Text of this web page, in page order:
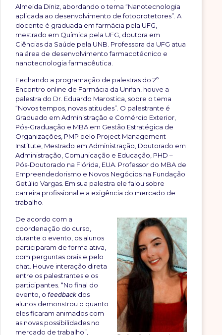
Almeida Diniz, abordando o tema “Nanotecnologia
aplicada ao desenvolvimento de fotoprotetores”. A
docente é graduada em farmácia pela UFG,
mestrado em Química pela UFG, doutora em
Ciências da Saúde pela UNB. Professora da UFG atua
na área de desenvolvimento farmacotécnico e
nanotecnologia farmacêutica.
Fechando a programação de palestras do 2º
Encontro online de Farmácia da Unifan, houve a
palestra do Dr. Eduardo Marostica, sobre o tema
“Novos tempos, novas atitudes”. O palestrante é
Graduado em Administração e Comércio Exterior,
Pós-Graduação e MBA em Gestão Estratégica de
Organizações, PMP pelo Project Management
Institute, Mestrado em Administração, Doutorado em
Administração, Comunicação e Educação, PHD –
Pós-Doutorado na Flórida, EUA. Professor do MBA de
Empreendedorismo e Novos Negócios na Fundação
Getúlio Vargas. Em sua palestra ele falou sobre
carreira profissional e a exigência do mercado de
trabalho.
De acordo com a
coordenação do curso,
durante o evento, os alunos
participaram de forma ativa,
com perguntas orais e pelo
chat. Houve interação direta
entre os palestrantes e os
participantes. “No final do
evento, o feedback dos
alunos demonstrou o quanto
eles ficaram animados com
as novas possibilidades no
mercado de trabalho”,